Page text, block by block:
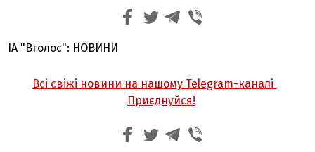
ІА "Вголос": НОВИНИ
Всі свіжі новини на нашому Telegram-каналі
Приєднуйся!